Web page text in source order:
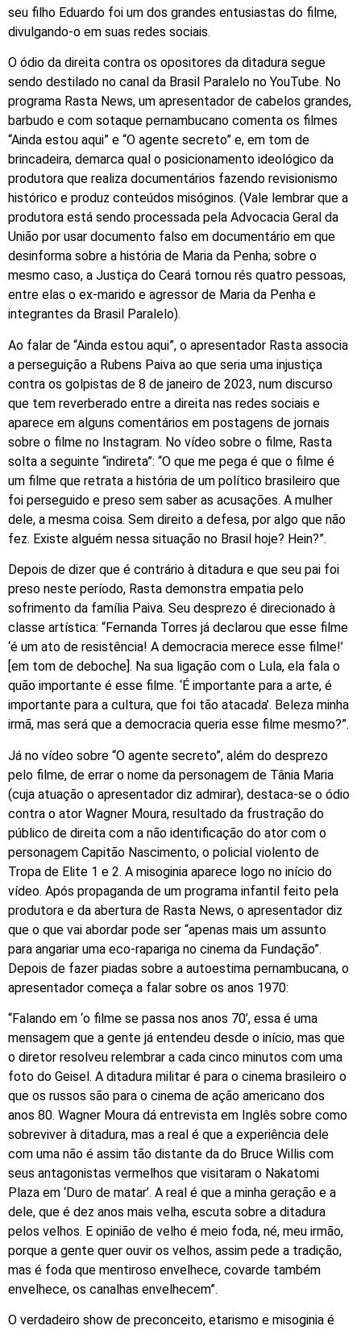
seu filho Eduardo foi um dos grandes entusiastas do filme,
divulgando-o em suas redes sociais.
O ódio da direita contra os opositores da ditadura segue
sendo destilado no canal da Brasil Paralelo no YouTube. No
programa Rasta News, um apresentador de cabelos grandes,
barbudo e com sotaque pernambucano comenta os filmes
“Ainda estou aqui” e “O agente secreto” e, em tom de
brincadeira, demarca qual o posicionamento ideológico da
produtora que realiza documentários fazendo revisionismo
histórico e produz conteúdos misóginos. (Vale lembrar que a
produtora está sendo processada pela Advocacia Geral da
União por usar documento falso em documentário em que
desinforma sobre a história de Maria da Penha; sobre o
mesmo caso, a Justiça do Ceará tornou rés quatro pessoas,
entre elas o ex-marido e agressor de Maria da Penha e
integrantes da Brasil Paralelo).
Ao falar de “Ainda estou aqui”, o apresentador Rasta associa
a perseguição a Rubens Paiva ao que seria uma injustiça
contra os golpistas de 8 de janeiro de 2023, num discurso
que tem reverberado entre a direita nas redes sociais e
aparece em alguns comentários em postagens de jornais
sobre o filme no Instagram. No vídeo sobre o filme, Rasta
solta a seguinte “indireta”: “O que me pega é que o filme é
um filme que retrata a história de um político brasileiro que
foi perseguido e preso sem saber as acusações. A mulher
dele, a mesma coisa. Sem direito a defesa, por algo que não
fez. Existe alguém nessa situação no Brasil hoje? Hein?”.
Depois de dizer que é contrário à ditadura e que seu pai foi
preso neste período, Rasta demonstra empatia pelo
sofrimento da família Paiva. Seu desprezo é direcionado à
classe artística: “Fernanda Torres já declarou que esse filme
‘é um ato de resistência! A democracia merece esse filme!’
[em tom de deboche]. Na sua ligação com o Lula, ela fala o
quão importante é esse filme. ‘É importante para a arte, é
importante para a cultura, que foi tão atacada’. Beleza minha
irmã, mas será que a democracia queria esse filme mesmo?”.
Já no vídeo sobre “O agente secreto”, além do desprezo
pelo filme, de errar o nome da personagem de Tânia Maria
(cuja atuação o apresentador diz admirar), destaca-se o ódio
contra o ator Wagner Moura, resultado da frustração do
público de direita com a não identificação do ator com o
personagem Capitão Nascimento, o policial violento de
Tropa de Elite 1 e 2. A misoginia aparece logo no início do
vídeo. Após propaganda de um programa infantil feito pela
produtora e da abertura de Rasta News, o apresentador diz
que o que vai abordar pode ser “apenas mais um assunto
para angariar uma eco-rapariga no cinema da Fundação”.
Depois de fazer piadas sobre a autoestima pernambucana, o
apresentador começa a falar sobre os anos 1970:
“Falando em ‘o filme se passa nos anos 70’, essa é uma
mensagem que a gente já entendeu desde o início, mas que
o diretor resolveu relembrar a cada cinco minutos com uma
foto do Geisel. A ditadura militar é para o cinema brasileiro o
que os russos são para o cinema de ação americano dos
anos 80. Wagner Moura dá entrevista em Inglês sobre como
sobreviver à ditadura, mas a real é que a experiência dele
com uma não é assim tão distante da do Bruce Willis com
seus antagonistas vermelhos que visitaram o Nakatomi
Plaza em ‘Duro de matar’. A real é que a minha geração e a
dele, que é dez anos mais velha, escuta sobre a ditadura
pelos velhos. E opinião de velho é meio foda, né, meu irmão,
porque a gente quer ouvir os velhos, assim pede a tradição,
mas é foda que mentiroso envelhece, covarde também
envelhece, os canalhas envelhecem”.
O verdadeiro show de preconceito, etarismo e misoginia é